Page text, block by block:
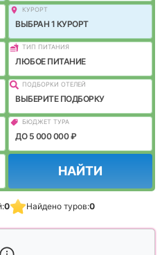
КУРОРТ
ВЫБРАН 1 КУРОРТ
ТИП ПИТАНИЯ
ЛЮБОЕ ПИТАНИЕ
ПОДБОРКИ ОТЕЛЕЙ
ВЫБЕРИТЕ ПОДБОРКУ
БЮДЖЕТ ТУРА
ДО 5 000 000 ₽
НАЙТИ
0 Найдено туров:0